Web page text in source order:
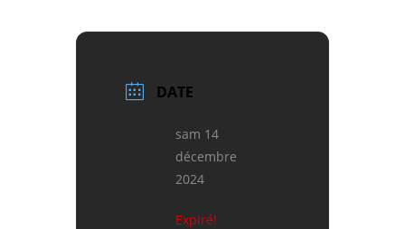
DATE
sam 14
décembre
2024
Expiré!